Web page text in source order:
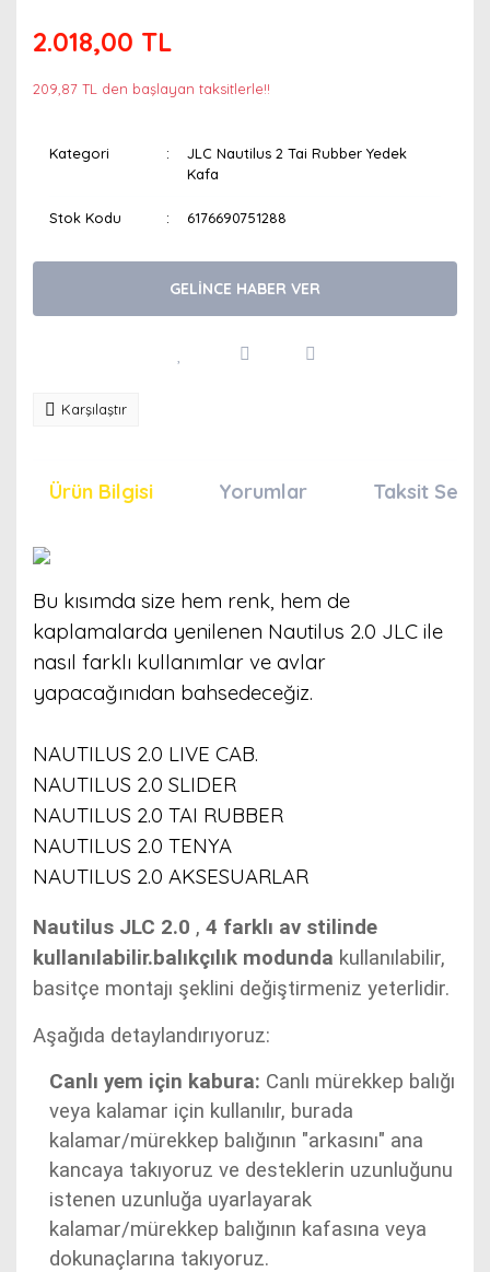
2.018,00 TL
209,87 TL den başlayan taksitlerle!!
Kategori
JLC Nautilus 2 Tai Rubber Yedek
Kafa
Stok Kodu 6176690751288
GELİNCE HABER VER
Karşılaştır
Ürün Bilgisi Yorumlar Taksit
Bu kısımda size hem renk, hem de
kaplamalarda yenilenen Nautilus 2.0 JLC ile
nasıl farklı kullanımlar ve avlar
yapacağınıdan bahsedeceğiz.
NAUTILUS 2.0 LIVE CAB.
NAUTILUS 2.0 SLIDER
NAUTILUS 2.0 TAI RUBBER
NAUTILUS 2.0 TENYA
NAUTILUS 2.0 AKSESUARLAR
Nautilus JLC 2.0 , 4 farklı av stilinde
kullanılabilir.balıkçılık modunda kullanılabilir,
basitçe montajı şeklini değiştirmeniz yeterlidir.
Aşağıda detaylandırıyoruz:
Canlı yem için kabura: Canlı mürekkep balığı
veya kalamar için kullanılır, burada
kalamar/mürekkep balığının "arkasını" ana
kancaya takıyoruz ve desteklerin uzunluğunu
istenen uzunluğa uyarlayarak
kalamar/mürekkep balığının kafasına veya
dokunaçlarına takıyoruz.